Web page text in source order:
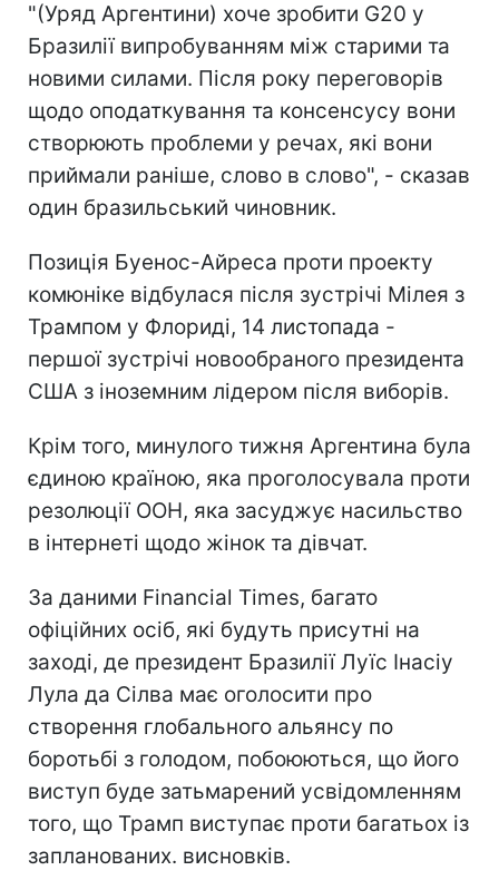
"(Уряд Аргентини) хоче зробити G20 у
Бразилії випробуванням між старими та
новими силами. Після року переговорів
щодо оподаткування та консенсусу вони
створюють проблеми у речах, які вони
приймали раніше, слово в слово", - сказав
один бразильський чиновник.
Позиція Буенос-Айреса проти проекту
комюніке відбулася після зустрічі Мілея з
Трампом у Флориді, 14 листопада -
першої зустрічі новообраного президента
США з іноземним лідером після виборів.
Крім того, минулого тижня Аргентина була
єдиною країною, яка проголосувала проти
резолюції ООН, яка засуджує насильство
в інтернеті щодо жінок та дівчат.
За даними Financial Times, багато
офіційних осіб, які будуть присутні на
заході, де президент Бразилії Луїс Інасіу
Лула да Сілва має оголосити про
створення глобального альянсу по
боротьбі з голодом, побоюються, що його
виступ буде затьмарений усвідомленням
того, що Трамп виступає проти багатьох із
запланованих. висновків.